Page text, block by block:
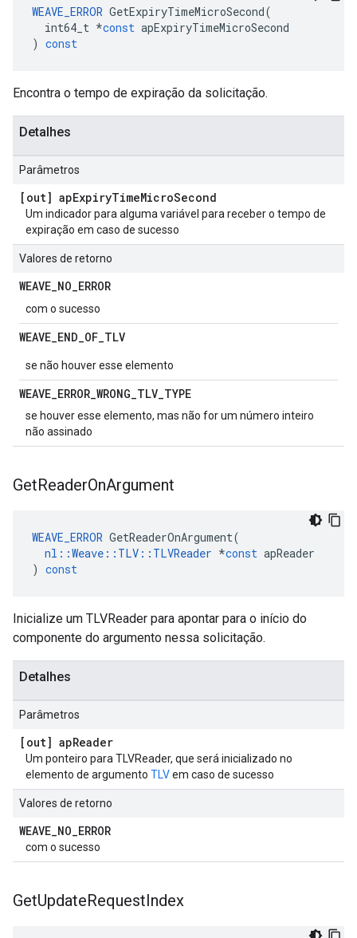
WEAVE_ERROR GetExpiryTimeMicroSecond(
int64_t *const apExpiryTimeMicroSecond
) const
Encontra o tempo de expiração da solicitação.
Detalhes
Parâmetros
[out] apExpiryTimeMicroSecond
Um indicador para alguma variável para receber o tempo de
expiração em caso de sucesso
Valores de retorno
WEAVE_NO_ERROR
com o sucesso
WEAVE_END_OF_TLV
se não houver esse elemento
WEAVE_ERROR_WRONG_TLV_TYPE
se houver esse elemento, mas não for um número inteiro
não assinado
GetReaderOnArgument
WEAVE_ERROR GetReaderOnArgument(
nl ::Weave :: TLV :: TLVReader *const apReader
) const
Inicialize um TLVReader para apontar para o início do
componente do argumento nessa solicitação.
Detalhes
Parâmetros
[out] apReader
Um ponteiro para TLVReader, que será inicializado no
elemento de argumento TLVem caso de sucesso
Valores de retorno
WEAVE_NO_ERROR
com o sucesso
GetUpdateRequestIndex